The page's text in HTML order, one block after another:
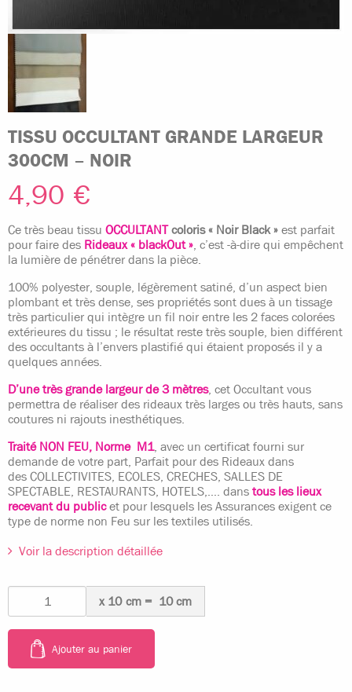
TISSU OCCULTANT GRANDE LARGEUR
300CM – NOIR
4,90 €
Ce très beau tissu OCCULTANTcoloris « Noir Black »est parfait
pour faire des Rideaux « blackOut », c’est -à-dire qui empêchent
la lumière de pénétrer dans la pièce.
100% polyester, souple, légèrement satiné, d’un aspect bien
plombant et très dense, ses propriétés sont dues à un tissage
très particulier qui intègre un fil noir entre les 2 faces colorées
extérieures du tissu ; le résultat reste très souple, bien différent
des occultants à l’envers plastifié qui étaient proposés il y a
quelques années.
D’une très grande largeur de 3 mètres, cet Occultant vous
permettra de réaliser des rideaux très larges ou très hauts, sans
coutures ni rajouts inesthétiques.
Traité NON FEU, Norme M1, avec un certificat fourni sur
demande de votre part, Parfait pour des Rideaux dans
desCOLLECTIVITES, ECOLES, CRECHES, SALLES DE
SPECTABLE, RESTAURANTS, HOTELS,…. danstous les lieux
recevant du publicet pour lesquels les Assurances exigent ce
type de norme non Feu sur les textiles utilisés.
Voir la description détaillée
x10 cm = 10 cm
Ajouter au panier